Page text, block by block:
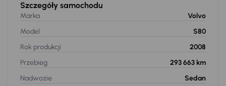
Szczegóły samochodu
Marka
Volvo
Model
S80
Rok produkcji
2008
Przebieg
293 663 km
Nadwozie
Sedan